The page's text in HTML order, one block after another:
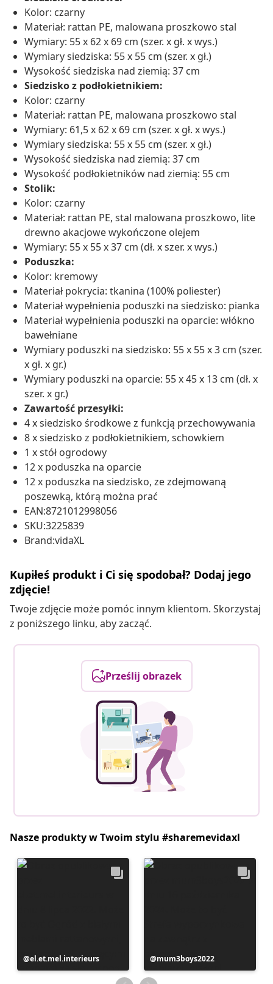
Kolor: czarny
Materiał: rattan PE, malowana proszkowo stal
Wymiary: 55 x 62 x 69 cm (szer. x gł. x wys.)
Wymiary siedziska: 55 x 55 cm (szer. x gł.)
Wysokość siedziska nad ziemią: 37 cm
Siedzisko z podłokietnikiem:
Kolor: czarny
Materiał: rattan PE, malowana proszkowo stal
Wymiary: 61,5 x 62 x 69 cm (szer. x gł. x wys.)
Wymiary siedziska: 55 x 55 cm (szer. x gł.)
Wysokość siedziska nad ziemią: 37 cm
Wysokość podłokietników nad ziemią: 55 cm
Stolik:
Kolor: czarny
Materiał: rattan PE, stal malowana proszkowo, lite
drewno akacjowe wykończone olejem
Wymiary: 55 x 55 x 37 cm (dł. x szer. x wys.)
Poduszka:
Kolor: kremowy
Materiał pokrycia: tkanina (100% poliester)
Materiał wypełnienia poduszki na siedzisko: pianka
Materiał wypełnienia poduszki na oparcie: włókno
bawełniane
Wymiary poduszki na siedzisko: 55 x 55 x 3 cm (szer.
x gł. x gr.)
Wymiary poduszki na oparcie: 55 x 45 x 13 cm (dł. x
szer. x gr.)
Zawartość przesyłki:
4 x siedzisko środkowe z funkcją przechowywania
8 x siedzisko z podłokietnikiem, schowkiem
1 x stół ogrodowy
12 x poduszka na oparcie
12 x poduszka na siedzisko, ze zdejmowaną
poszewką, którą można prać
EAN:8721012998056
SKU:3225839
Brand:vidaXL
Kupiłeś produkt i Ci się spodobał? Dodaj jego
zdjęcie!
Twoje zdjęcie może pomóc innym klientom. Skorzystaj
z poniższego linku, aby zacząć.
Prześlij obrazek
Nasze produkty w Twoim stylu #sharemevidaxl
Post
opublikowany
el.et.mel.interieurs
Post
opublikowany
przez
mum3boys2022